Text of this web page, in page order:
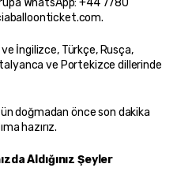
WhatsApp: +44 7780
İngilizce, Türkçe, Rusça,
ve Portekizce dillerinde
doğmadan önce son dakika
hazırız.
Aldığınız Şeyler